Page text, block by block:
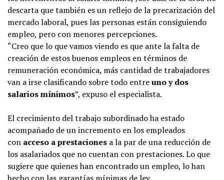
descarta que también es un reflejo de la precarización del
mercado laboral, pues las personas están consiguiendo
empleo, pero con menores percepciones.
“Creo que lo que vamos viendo es que ante la falta de
creación de estos buenos empleos en términos de
remuneración económica, más cantidad de trabajadores
van a irse clasificando sobre todo entreuno y dos
salarios mínimos”, expuso el especialista.
El crecimiento del trabajo subordinado ha estado
acompañado de un incremento en los empleados
con acceso a prestaciones a la par de una reducción de
los asalariados que no cuentan con prestaciones. Lo que
sugiere que quienes han encontrado un empleo, lo han